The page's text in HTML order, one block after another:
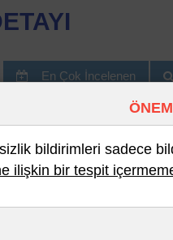
En Çok İncelenen
bildirimleri sadece
ilişkin bir tespit